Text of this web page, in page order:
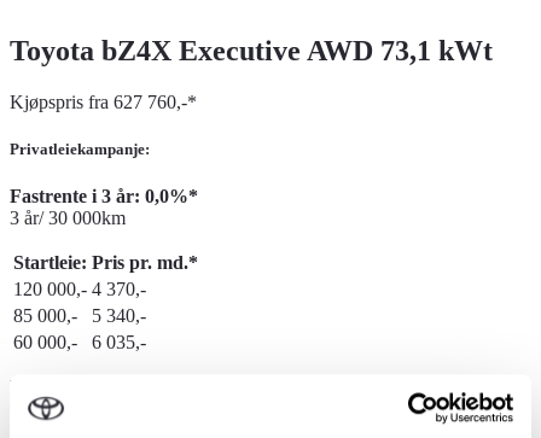
Toyota bZ4X Executive AWD 73,1 kWt
Kjøpspris fra 627 760,-*
Privatleiekampanje:
Fastrente i 3 år: 0,0%*
3 år/ 30 000km
Startleie: Pris pr. md.*
120 000,- 4 370,-
85 000,-
5 340,-
60 000,-
6 035,-
Prisene er inkl. vinterhjul, std. met.lakk og
understellsbehandling